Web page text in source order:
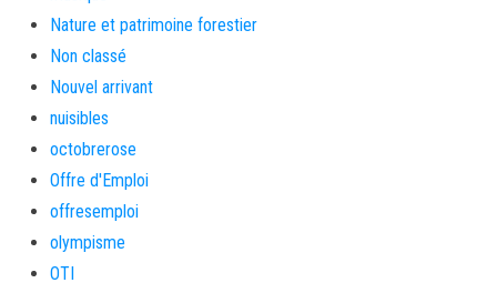
Nature et patrimoine forestier
Non classé
Nouvel arrivant
nuisibles
octobrerose
Offre d'Emploi
offresemploi
olympisme
OTI